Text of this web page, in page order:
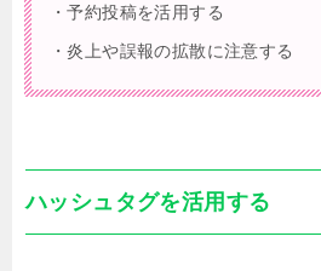
・予約投稿を活用する
・炎上や誤報の拡散に注意する
ハッシュタグを活用する